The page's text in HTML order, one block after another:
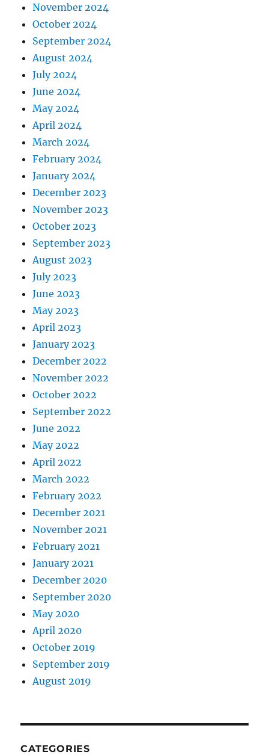
November 2024
October 2024
September 2024
August 2024
July 2024
June 2024
May 2024
April 2024
March 2024
February 2024
January 2024
December 2023
November 2023
October 2023
September 2023
August 2023
July 2023
June 2023
May 2023
April 2023
January 2023
December 2022
November 2022
October 2022
September 2022
June 2022
May 2022
April 2022
March 2022
February 2022
December 2021
November 2021
February 2021
January 2021
December 2020
September 2020
May 2020
April 2020
October 2019
September 2019
August 2019
CATEGORIES